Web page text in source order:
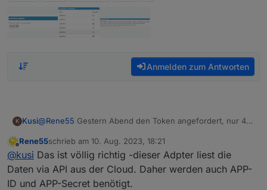
Anmelden zum Antworten
K Kusi@Rene55 Gestern Abend den Token angefordert, nur 4
Die Daten lassen sich super auslesen, herzlichen Dank.
Sehe ich richtig dass die Auslesung via Cloud läuft?
Wäre eine interne Kommunikation über das lokale
Netzwerk möglich?
Ich würde gerne die Aktualisierungsrate deutlich tiefer
haben, ca. alle 10-30 Sekunden.
Offline
Rene55schrieb am 10. Aug. 2023, 18:21
zuletzt editiert von
@kusi Das ist völlig richtig -dieser Adpter liest die
Daten via API aus der Cloud. Daher werden auch APP-
ID und APP-Secret benötigt.